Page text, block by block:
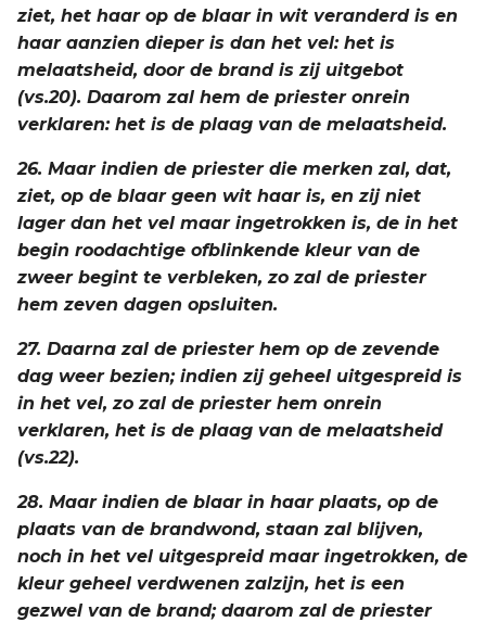
ziet, het haar op de blaar in wit veranderd is en
haar aanzien dieper is dan het vel: het is
melaatsheid, door de brand is zij uitgebot
(vs.20). Daarom zal hem de priester onrein
verklaren: het is de plaag van de melaatsheid.
26. Maar indien de priester die merken zal, dat,
ziet, op de blaar geen wit haar is, en zij niet
lager dan het vel maar ingetrokken is, de in het
begin roodachtige ofblinkende kleur van de
zweer begint te verbleken, zo zal de priester
hem zeven dagen opsluiten.
27. Daarna zal de priester hem op de zevende
dag weer bezien; indien zij geheel uitgespreid is
in het vel, zo zal de priester hem onrein
verklaren, het is de plaag van de melaatsheid
(vs.22).
28. Maar indien de blaar in haar plaats, op de
plaats van de brandwond, staan zal blijven,
noch in het vel uitgespreid maar ingetrokken, de
kleur geheel verdwenen zalzijn, het is een
gezwel van de brand; daarom zal de priester